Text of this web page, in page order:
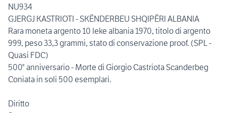
NU934
GJERGJ KASTRIOTI - SKËNDERBEU SHQIPËRI ALBANIA
Rara moneta argento 10 leke albania 1970, titolo di argento
999, peso 33,3 grammi, stato di conservazione proof. (SPL -
Quasi FDC)
500° anniversario - Morte di Giorgio Castriota Scanderbeg
Coniata in soli 500 esemplari.
Diritto